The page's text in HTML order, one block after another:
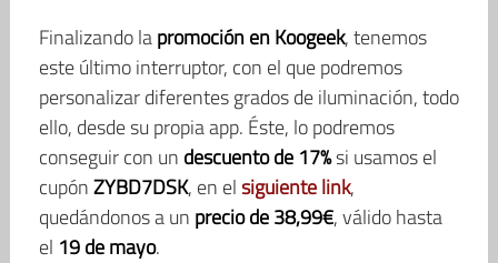
Finalizando lapromoción en Koogeek, tenemos
este último interruptor, con el que podremos
personalizar diferentes grados de iluminación, todo
ello, desde su propia app. Éste, lo podremos
conseguir con un descuento de 17%si usamos el
cupónZYBD7DSK, en elsiguiente link,
quedándonos a un precio de 38,99€, válido hasta
el 19 de mayo.